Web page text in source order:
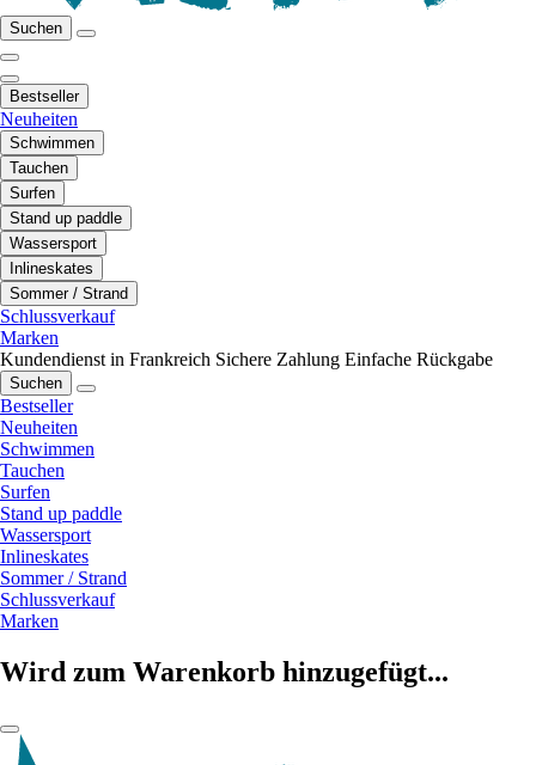
Suchen
Bestseller
Neuheiten
Schwimmen
Tauchen
Surfen
Stand up paddle
Wassersport
Inlineskates
Sommer / Strand
Schlussverkauf
Marken
Kundendienst in Frankreich Sichere Zahlung Einfache Rückgabe
Suchen
Bestseller
Neuheiten
Schwimmen
Tauchen
Surfen
Stand up paddle
Wassersport
Inlineskates
Sommer / Strand
Schlussverkauf
Marken
Wird zum Warenkorb hinzugefügt...